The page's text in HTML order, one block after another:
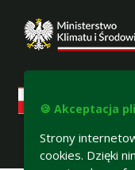
🍪 Akceptacja
Strony
cookies. Dzięki